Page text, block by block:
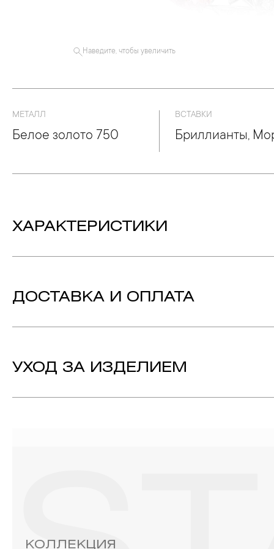
Наведите, чтобы увеличить
МЕТАЛЛ
Белое золото 750
ВСТАВКИ
Бриллианты,
ХАРАКТЕРИСТИКИ
Морганит - Количество: 1, Форма:
ДОСТАВКА И ОПЛАТА
УХОД ЗА ИЗДЕЛИЕМ
4. Специалисты обычно рекомендуют чистить украшения
КОЛЛЕКЦИЯ